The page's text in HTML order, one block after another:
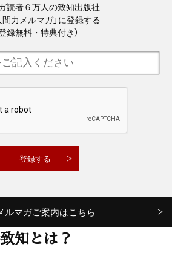
読者６万人の致知出版社
間力メルマガ」に登録する
登録無料・特典付き）
ルマガご案内はこちら
致知とは？